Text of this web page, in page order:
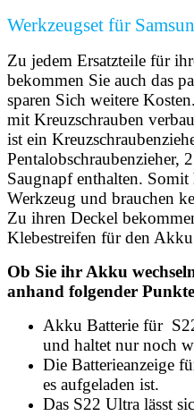
Werkzeugset für
Zu jedem Ersatzteile für
bekommen Sie auch das
sparen Sich weitere
mit Kreuzschrauben
ist ein
Pentalobschraubenzieher,
Saugnapf enthalten. Somit
Werkzeug und brauchen
Zu ihren Deckel
Klebestreifen für den
Ob Sie ihr Akku
anhand folgender
Akku Batterie für
und haltet nur noch
Die Batterieanzeige
es aufgeladen ist.
Das S22 Ultra lässt